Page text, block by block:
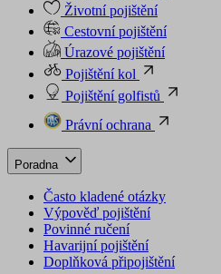
Životní pojištění
Cestovní pojištění
Úrazové pojištění
Pojištění kol
Pojištění golfistů
Právní ochrana
Poradna
Často kladené otázky
Výpověď pojištění
Povinné ručení
Havarijní pojištění
Doplňková připojištění